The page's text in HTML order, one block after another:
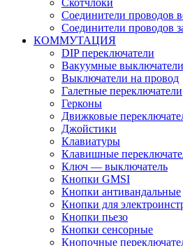
Соединители проводов
Соединители проводов
КОММУТАЦИЯ
DIP переключатели
Вакуумные выключатели
Выключатели на провод
Галетные переключатели
Герконы
Движковые
Джойстики
Клавиатуры
Клавишные
Ключ — выключатель
Кнопки GMSI
Кнопки антивандальные
Кнопки для
Кнопки пьезо
Кнопки сенсорные
Кнопочные